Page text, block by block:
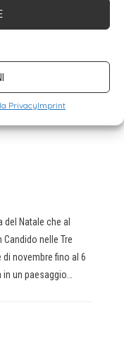
PrivacyImprint
quella del…
Natale che al
nelle Tre
di novembre fino al 6
un paesaggio…